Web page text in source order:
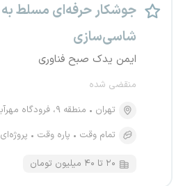
جوشکار حرفه‌ای مسلط به
شاسی‌سازی
ایمن یدک صبح فناوری
منقضی شده
تهران
منطقه ۹، فرودگاه مهرآباد
تمام وقت
پاره وقت پروژه‌ای
۲۰ تا ۴۰ میلیون تومان